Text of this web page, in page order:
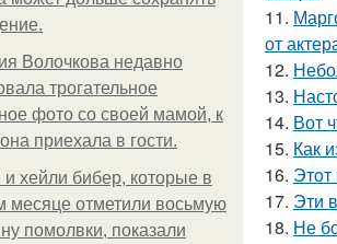
Волочкова недавно
трогательное
фото со своей мамой, к
приехала в гости.
хейли бибер, которые в
месяце отметили восьмую
помолвки, показали
11.
от
12.
13.
14. Вот
15. Как
16.
17. Эти
18. Не